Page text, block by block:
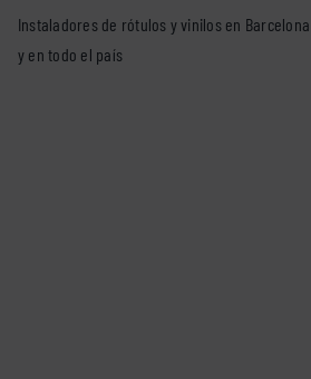
Instaladores de rótulos y vinilos en Barcelona
y en todo el país